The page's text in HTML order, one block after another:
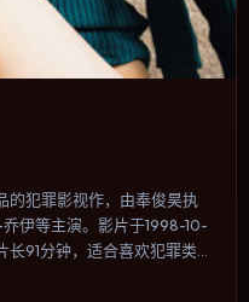
的犯罪影视作，由奉俊昊执
乔伊等主演。影片于1998-10-
长91分钟，适合喜欢犯罪类